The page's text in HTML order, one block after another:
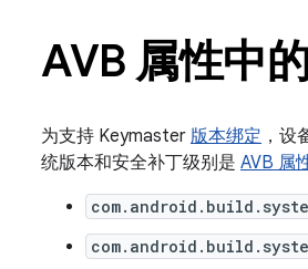
AVB 属性中
为支持 Keymaster 版本绑定 ，
统版本和安全补丁级别是 AVB 属